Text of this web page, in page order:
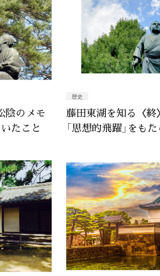
陰のメモ
たこと
歴史
藤田東湖を知る〈終
「思想的飛躍」をも